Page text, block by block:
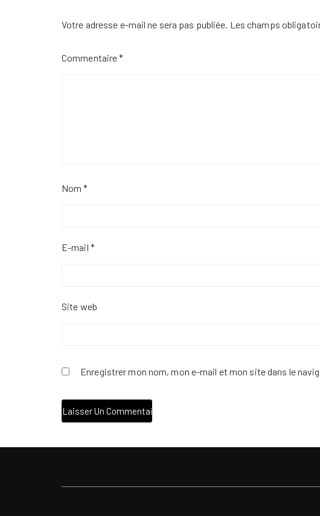
Votre adresse e-mail ne sera pas publiée. Les champs
Commentaire*
Nom*
E-mail *
Site web
Enregistrer mon nom, mon e-mail et mon site dans le